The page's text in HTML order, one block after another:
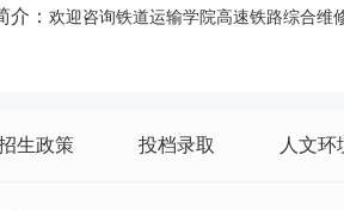
介： 欢迎咨询铁道运输学院高速铁路综合维
生政策 投档录取 人文环